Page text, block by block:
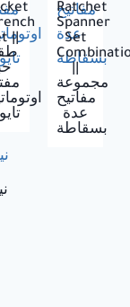
||
Ratchet
Spanner
Set
مجموعة
مفاتيح
عدة
بسقاطة